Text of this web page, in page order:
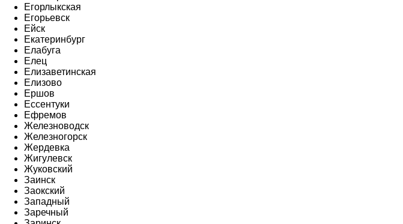
Егорлыкская
Егорьевск
Ейск
Екатеринбург
Елабуга
Елец
Елизаветинская
Елизово
Ершов
Ессентуки
Ефремов
Железноводск
Железногорск
Жердевка
Жигулевск
Жуковский
Заинск
Заокский
Западный
Заречный